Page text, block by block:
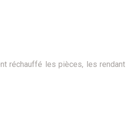
réchauffé les pièces, les rendant